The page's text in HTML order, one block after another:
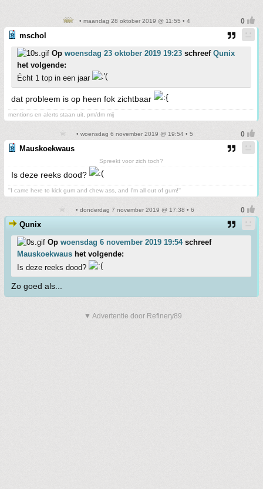
• maandag 28 oktober 2019 @ 11:55 • 4
mschol
Op woensdag 23 oktober 2019 19:23 schreef Qunix
het volgende:
Écht 1 top in een jaar
dat probleem is op heen fok zichtbaar
mentions en alerts staan uit, pm/dm mij
• woensdag 6 november 2019 @ 19:54 • 5
Mauskoekwaus
Spreekt voor zich toch?
Is deze reeks dood?
''I came here to kick gum and chew ass, and I'm all out of gum!''
• donderdag 7 november 2019 @ 17:38 • 6
Qunix
Op woensdag 6 november 2019 19:54schreef
Mauskoekwaus het volgende:
Is deze reeks dood?
Zo goed als...
▼ Advertentie door Refinery89